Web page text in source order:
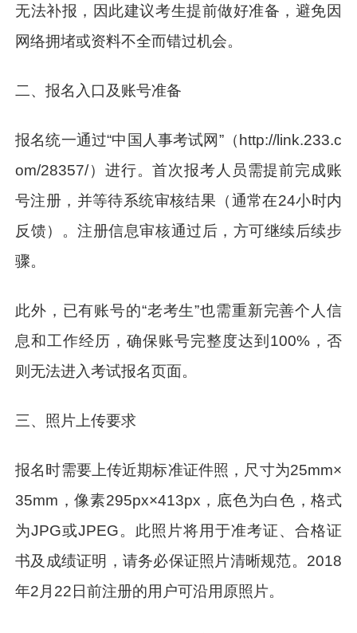
无法补报，因此建议考生提前做好准备，避免因
网络拥堵或资料不全而错过机会。
二、报名入口及账号准备
报名统一通过“中国人事考试网”（http://link.233.c
om/28357/）进行。首次报考人员需提前完成账
号注册，并等待系统审核结果（通常在24小时内
反馈）。注册信息审核通过后，方可继续后续步
骤。
此外，已有账号的“老考生”也需重新完善个人信
息和工作经历，确保账号完整度达到100%，否
则无法进入考试报名页面。
三、照片上传要求
报名时需要上传近期标准证件照，尺寸为25mm×
35mm，像素295px×413px，底色为白色，格式
为JPG或JPEG。此照片将用于准考证、合格证
书及成绩证明，请务必保证照片清晰规范。2018
年2月22日前注册的用户可沿用原照片。